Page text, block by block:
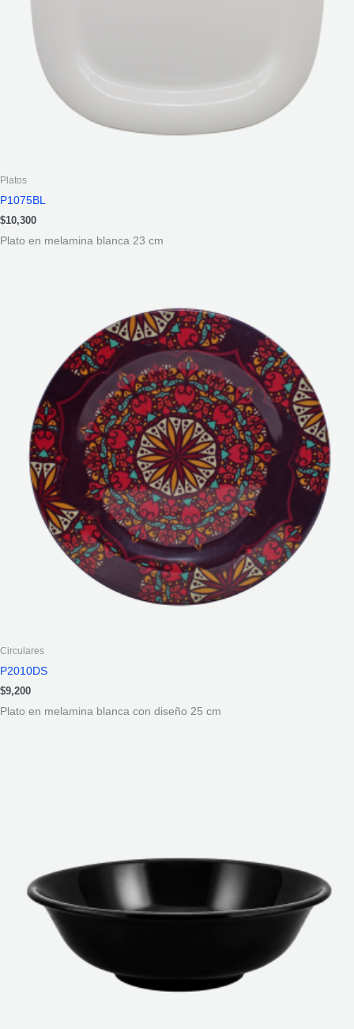
Platos
P1075BL
$10,300
Plato en melamina blanca 23 cm
Circulares
P2010DS
$9,200
Plato en melamina blanca con diseño 25 cm